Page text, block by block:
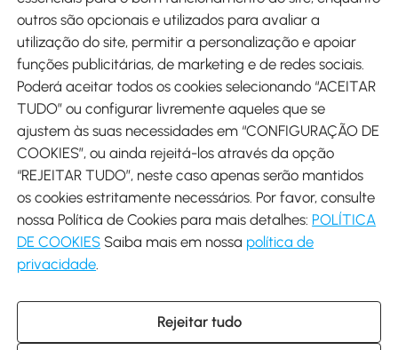
Envio
Descarregar Aosom App
Google Play
+34 931 294 512 (Seg-Sex das 7:30 às 16:30h)
outros são opcionais e utilizados para avaliar a
utilização do site, permitir a personalização e apoiar
funções publicitárias, de marketing e de redes sociais.
Poderá aceitar todos os cookies selecionando “ACEITAR
TUDO” ou configurar livremente aqueles que se
ajustem às suas necessidades em “CONFIGURAÇÃO DE
COOKIES”, ou ainda rejeitá-los através da opção
“REJEITAR TUDO”, neste caso apenas serão mantidos
os cookies estritamente necessários. Por favor, consulte
nossa Política de Cookies para mais detalhes: POLÍTICA
DE COOKIES Saiba mais em nossa política de
privacidade
Rejeitar tudo